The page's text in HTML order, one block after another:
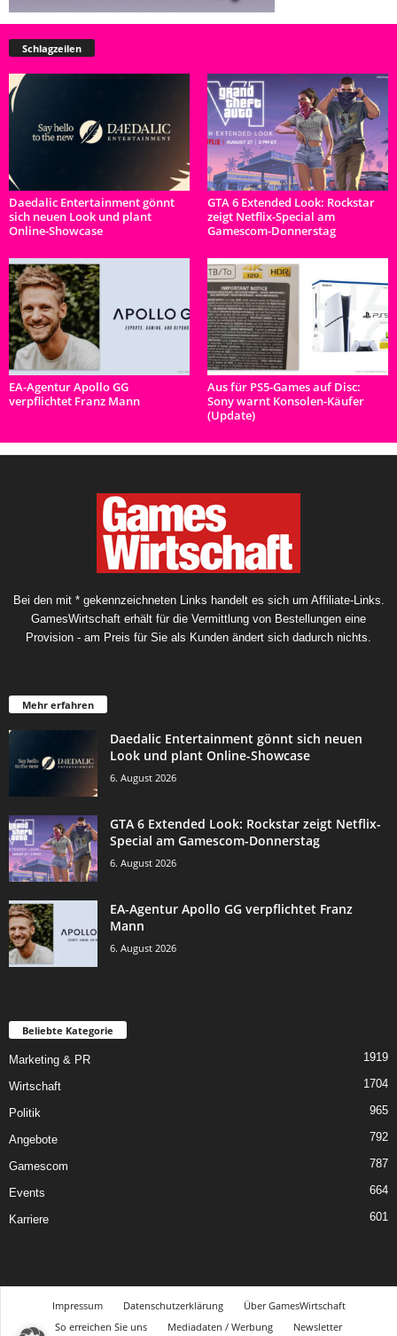
Schlagzeilen
Daedalic Entertainment gönnt
sich neuen Look und plant
Online-Showcase
GTA 6 Extended Look: Rockstar
zeigt Netflix-Special am
Gamescom-Donnerstag
EA-Agentur Apollo GG
verpflichtet Franz Mann
Aus für PS5-Games auf Disc:
Sony warnt Konsolen-Käufer
(Update)
Bei den mit * gekennzeichneten Links handelt es sich um Affiliate-Links.
GamesWirtschaft erhält für die Vermittlung von Bestellungen eine
Provision - am Preis für Sie als Kunden ändert sich dadurch nichts.
Mehr erfahren
Daedalic Entertainment gönnt sich neuen
Look und plant Online-Showcase
6. August 2026
GTA 6 Extended Look: Rockstar zeigt Netflix-
Special am Gamescom-Donnerstag
6. August 2026
EA-Agentur Apollo GG verpflichtet Franz
Mann
6. August 2026
Beliebte Kategorie
Marketing & PR 1919
Wirtschaft 1704
Politik 965
Angebote 792
Gamescom 787
Events 664
Karriere 601
Impressum Datenschutzerklärung
Über GamesWirtschaft
So erreichen Sie uns
Mediadaten / Werbung Newsletter